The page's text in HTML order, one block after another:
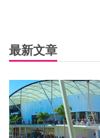
大堂進行退稅。購買
交通：計程車在當地
酒店。如果有計程車
網址：http://
最新文章